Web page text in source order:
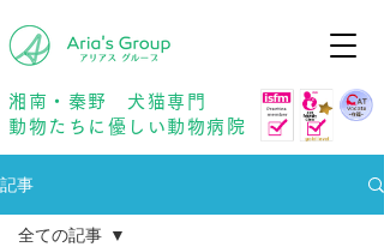
湘南・秦野 犬猫専門
動物たちに優しい動物病院
記事
全ての記事